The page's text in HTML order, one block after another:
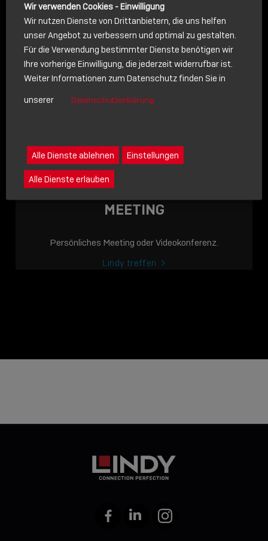
LINDY ACADEMY
JETZT ONLINE
VERFÜGBAR: DIE
LINDY ACADEMY –
WISSEN, DAS
NACHRICHT
Schreiben Sie lieber? Dann schicken Sie uns gerne eine
MEETING
Persönliches Meeting oder Videokonferenz.
Lindy treffen
FacebookLinkedIn Instagram
Wir verwenden Cookies - Einwilligung
Wir nutzen Dienste von Drittanbietern, die uns helfen
unser Angebot zu verbessern und optimal zu gestalten.
Für die Verwendung bestimmter Dienste benötigen wir
Ihre vorherige Einwilligung, die jederzeit widerrufbar ist.
Weiter Informationen zum Datenschutz finden Sie in
unserer
Datenschutzerklärung
Alle Dienste ablehnen Einstellungen
Alle Dienste erlauben